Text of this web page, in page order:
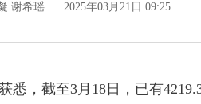
谢希瑶 2025年03月21日 09:25
，截至3月18日，已有